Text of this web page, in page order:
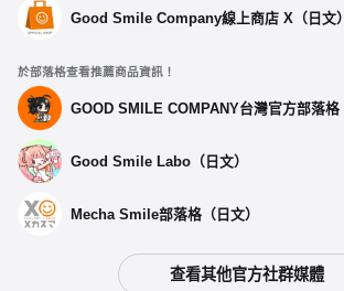
Good Smile Company線上商店 X（日文）
於部落格查看推薦商品資訊！
GOOD SMILE COMPANY台灣官方部落格
Good Smile Labo（日文）
Mecha Smile部落格（日文）
查看其他官方社群媒體